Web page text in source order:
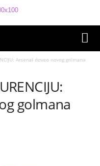
Arsenal doveo novog golmana
golmana